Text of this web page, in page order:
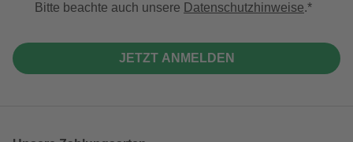
Bitte beachte auch unsere Datenschutzhinweise.
JETZT ANMELDEN